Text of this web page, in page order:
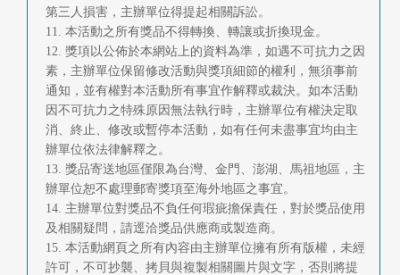
第三人損害，主辦單位得提起相關訴訟。
11. 本活動之所有獎品不得轉換、轉讓或折換現金。
12. 獎項以公佈於本網站上的資料為準，如遇不可抗力之因
素，主辦單位保留修改活動與獎項細節的權利，無須事前
通知，並有權對本活動所有事宜作解釋或裁決。如本活動
因不可抗力之特殊原因無法執行時，主辦單位有權決定取
消、終止、修改或暫停本活動，如有任何未盡事宜均由主
辦單位依法律解釋之。
13. 獎品寄送地區僅限為台灣、金門、澎湖、馬祖地區，主
辦單位恕不處理郵寄獎項至海外地區之事宜。
14. 主辦單位對獎品不負任何瑕疵擔保責任，對於獎品使用
及相關疑問，請逕洽獎品供應商或製造商。
15. 本活動網頁之所有內容由主辦單位擁有所有版權，未經
許可，不可抄襲、拷貝與複製相關圖片與文字，否則將提